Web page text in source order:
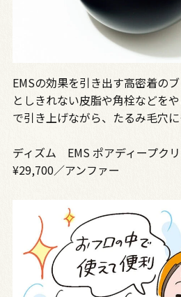
EMSの効果を引き出す高密着の
としきれない皮脂や角栓などを
で引き上げながら、たるみ毛穴に
ディズム EMS ポアディープク
¥29,700／アンファー